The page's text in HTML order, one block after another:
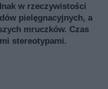
w rzeczywistości
pielęgnacyjnych, a
mruczków. Czas
stereotypami.